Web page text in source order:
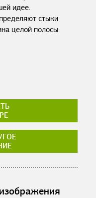
идее.
стыки
целой полосы